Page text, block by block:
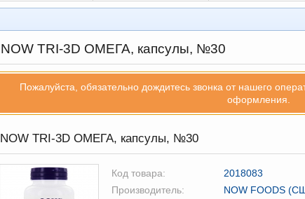
NOW TRI-3D ОМЕГА, капсулы, №30
Пожалуйста, обязательно дождитесь звонка от нашего
оформления.
NOW TRI-3D ОМЕГА, капсулы, №30
Код товара:
2018083
Производитель:
NOW FOODS